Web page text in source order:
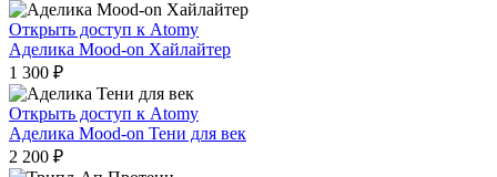
Открыть доступ к Atomy
Аделика Mood-on Хайлайтер
1 300 ₽
Открыть доступ к Atomy
Аделика Mood-on Тени для век
2 200 ₽